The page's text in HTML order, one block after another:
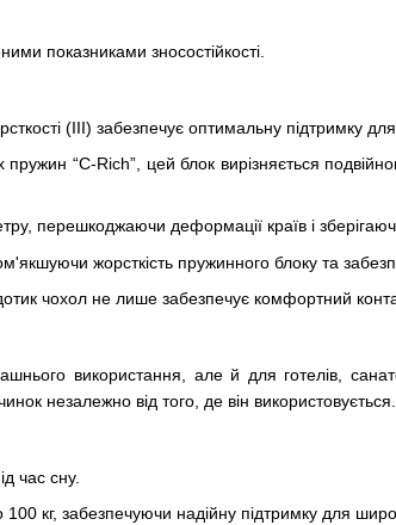
показниками зносостійкості.
(III) забезпечує оптимальну підтримку
пружин “C-Rich”, цей блок вирізняється
перешкоджаючи деформації країв і
жорсткість пружинного блоку та
чохол не лише забезпечує комфортний
використання, але й для готелів,
незалежно від того, де він використовується.
час сну.
кг, забезпечуючи надійну підтримку для